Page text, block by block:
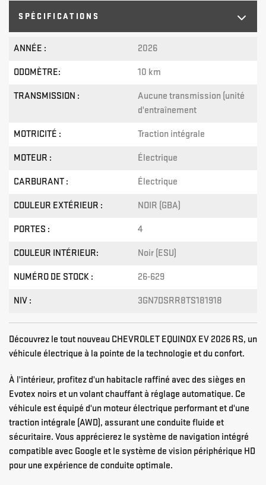
SPÉCIFICATIONS
ANNÉE : 2026
ODOMÈTRE: 10 km
TRANSMISSION :
Aucune transmission (unité
d'entraînement
MOTRICITÉ : Traction intégrale
MOTEUR : Électrique
CARBURANT : Électrique
COULEUR EXTÉRIEUR : NOIR (GBA)
PORTES : 4
COULEUR INTÉRIEUR: Noir (ESU)
NUMÉRO DE STOCK : 26-629
NIV : 3GN7DSRR8TS181918
Découvrez le tout nouveau CHEVROLET EQUINOX EV 2026 RS, un
véhicule électrique à la pointe de la technologie et du confort.
À l'intérieur, profitez d'un habitacle raffiné avec des sièges en
Evotex noirs et un volant chauffant à réglage automatique. Ce
véhicule est équipé d'un moteur électrique performant et d'une
traction intégrale (AWD), assurant une conduite fluide et
sécuritaire. Vous apprécierez le système de navigation intégré
compatible avec Google et le système de vision périphérique HD
pour une expérience de conduite optimale.